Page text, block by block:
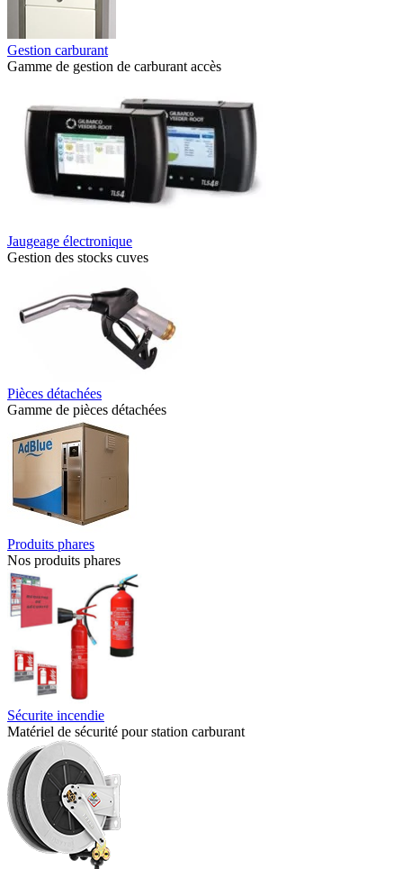
Gestion carburant
Gamme de gestion de carburant accès
Jaugeage électronique
Gestion des stocks cuves
Pièces détachées
Gamme de pièces détachées
Produits phares
Nos produits phares
Sécurite incendie
Matériel de sécurité pour station carburant